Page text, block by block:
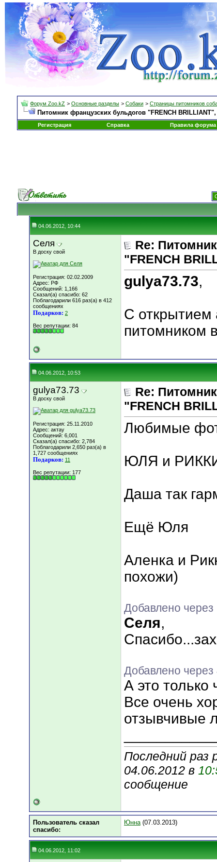
Форум Zoo.kZ > Основные разделы > Собаки > Страницы питомников
Питомник французских бульдогов "FRENCH BRILLIANT",
Регистрация Справка Правила форума
04.06.2012, 10:44
Селя
В доску свой
Регистрация: 02.02.2009
Адрес: РФ
Сообщений: 1,166
Сказал(а) спасибо: 62
Поблагодарили 616 раз(а) в 412
сообщениях
Подарков: 2
Вес репутации: 84
Re:
"FRENCH
gulya73.73,
С открытием
питомником
04.06.2012, 10:53
gulya73.73
В доску свой
Регистрация: 25.11.2010
Адрес: актау
Сообщений: 6,001
Сказал(а) спасибо: 2,784
Поблагодарили 2,650 раз(а) в
1,727 сообщениях
Подарков: 11
Вес репутации: 177
Re:
"FRENCH
Любимые
ЮЛЯ и
Даша так
Ещё Юля
Аленка и
похожи)
Добавлено через
Селя,
Добавлено
А это только
Все очень
отзывчивые
Последний раз
04.06.2012 в
сообщение
Пользователь сказал
cпасибо:
Юнна(07.03.2013)
04.06.2012, 11:02